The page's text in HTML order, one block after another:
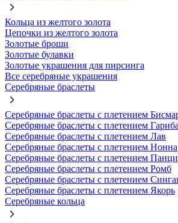
Кольца из желтого золота
Цепочки из желтого золота
Золотые броши
Золотые булавки
Золотые украшения для пирсинга
Все серебряные украшения
Серебряные браслеты
Серебряные браслеты с плетением
Серебряные браслеты с плетением
Серебряные браслеты с плетением Лав
Серебряные браслеты с плетением Нонна
Серебряные браслеты с плетением
Серебряные браслеты с плетением Ромб
Серебряные браслеты с плетением
Серебряные браслеты с плетением Якорь
Серебряные кольца